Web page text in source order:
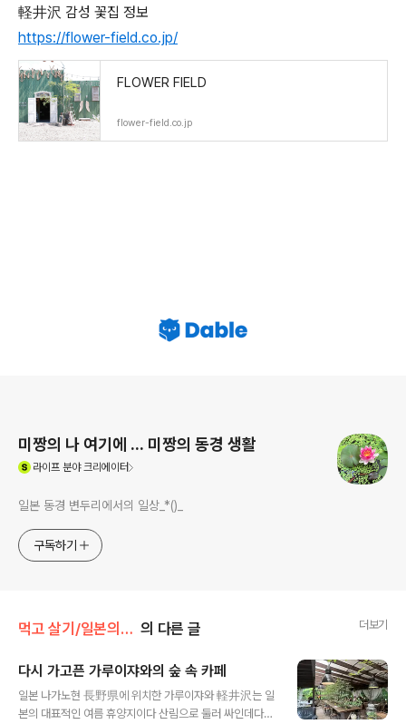
軽井沢 감성 꽃집 정보
https://flower-field.co.jp/
FLOWER FIELD
flower-field.co.jp
미짱의 나 여기에 ... 미짱의 동경 생활
라이프분야 크리에이터
일본 동경 변두리에서의 일상_*()_
구독하기
먹고 살기/일본의 카페 나들이 의 다른 글 더보기
다시 가고픈 가루이쟈와의 숲 속 카페
일본 나가노현 長野県에 위치한 가루이쟈와 軽井沢는 일
본의 대표적인 여름 휴양지이다 산림으로 둘러 싸인데다